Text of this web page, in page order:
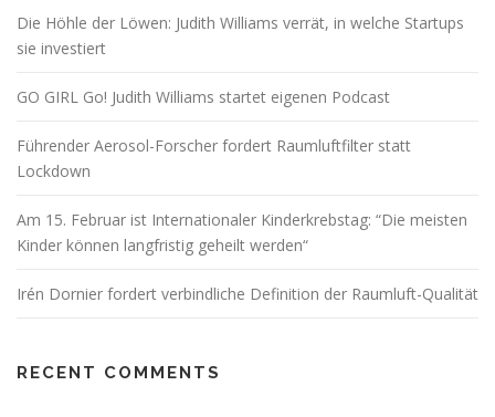
Die Höhle der Löwen: Judith Williams verrät, in welche Startups
sie investiert
GO GIRL Go! Judith Williams startet eigenen Podcast
Führender Aerosol-Forscher fordert Raumluftfilter statt
Lockdown
Am 15. Februar ist Internationaler Kinderkrebstag: “Die meisten
Kinder können langfristig geheilt werden“
Irén Dornier fordert verbindliche Definition der Raumluft-Qualität
RECENT COMMENTS